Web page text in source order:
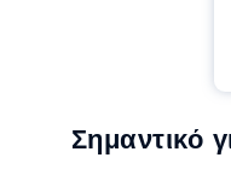
Σημαντικό